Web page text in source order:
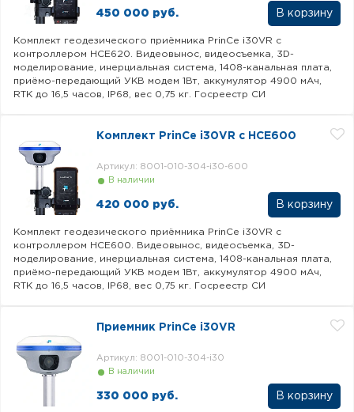
450 000 руб.
Комплект геодезического приёмника PrinCe i30VR с
контроллером HCE620. Видеовынос, видеосъемка, 3D-
моделирование, инерциальная система, 1408-канальная плата,
приёмо-передающий УКВ модем 1Вт, аккумулятор 4900 мАч,
RTK до 16,5 часов, IP68, вес 0,75 кг. Госреестр СИ
Комплект PrinCe i30VR c HCE600
В наличии
Артикул: 8001-010-304-i30-600
420 000 руб.
Комплект геодезического приёмника PrinCe i30VR с
контроллером HCE600. Видеовынос, видеосъемка, 3D-
моделирование, инерциальная система, 1408-канальная плата,
приёмо-передающий УКВ модем 1Вт, аккумулятор 4900 мАч,
RTK до 16,5 часов, IP68, вес 0,75 кг. Госреестр СИ
Приемник PrinCe i30VR
В наличии
Артикул: 8001-010-304-i30
330 000 руб.